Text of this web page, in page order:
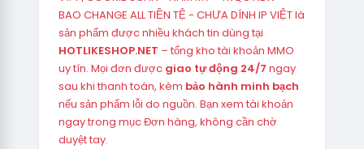
BAO CHANGE ALL TIỀN TỆ - CHƯA DÍNH IP VIỆT là
sản phẩm được nhiều khách tin dùng tại
HOTLIKESHOP.NET – tổng kho tài khoản MMO
uy tín. Mọi đơn được giao tự động 24/7 ngay
sau khi thanh toán, kèm bảo hành minh bạch
nếu sản phẩm lỗi do nguồn. Bạn xem tài khoản
ngay trong mục Đơn hàng, không cần chờ
duyệt tay.